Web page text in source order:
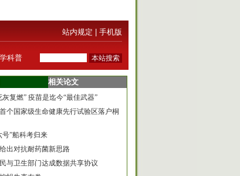
站内规定 手机版
科普
相关论文
灰复燃” 疫苗是迄今“最佳武器”
个国家级生命健康先行试验区落户桐
号”船科考归来
出对抗耐药菌新思路
与卫生部门达成数据共享协议